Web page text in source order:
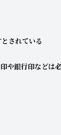
されている
や銀行印などは